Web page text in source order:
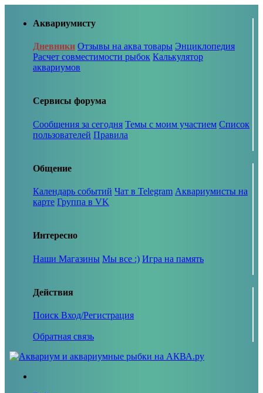
Аквариумисту
Дневники Отзывы на аква товары Энциклопедия
Расчет совместимости рыбок Калькулятор
аквариумов
Сервисы форума
Сообщения за сегодня Темы с моим участием Список
пользователей Правила
Общение
Календарь событий Чат в Telegram Аквариумисты на
карте Группа в VK
Интересно
Наши Магазины Мы все :) Игра на память
Действия
Поиск Вход/Регистрация
Обратная связь